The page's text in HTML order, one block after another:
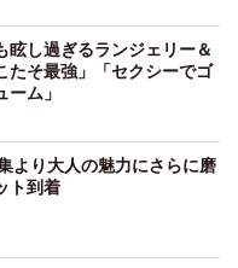
眩し過ぎるランジェリー＆
たそ最強」「セクシーでゴ
ム」
より大人の魅力にさらに磨
ト到着